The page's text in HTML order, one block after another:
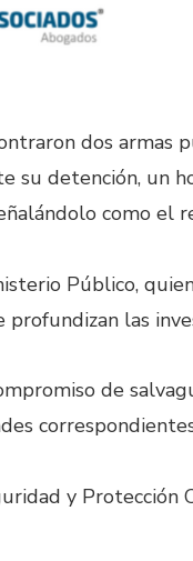
dos armas
su detención, un
como el
Público,
las
de
y Protección